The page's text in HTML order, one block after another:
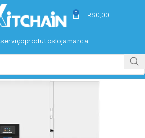
0 R$0,00
serviçoprodutoslojamarca